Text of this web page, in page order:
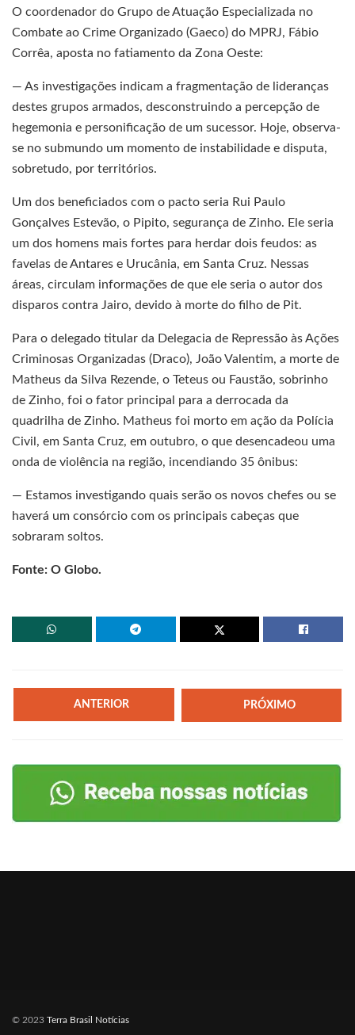
O coordenador do Grupo de Atuação Especializada no
Combate ao Crime Organizado (Gaeco) do MPRJ, Fábio
Corrêa, aposta no fatiamento da Zona Oeste:
— As investigações indicam a fragmentação de lideranças
destes grupos armados, desconstruindo a percepção de
hegemonia e personificação de um sucessor. Hoje, observa-
se no submundo um momento de instabilidade e disputa,
sobretudo, por territórios.
Um dos beneficiados com o pacto seria Rui Paulo
Gonçalves Estevão, o Pipito, segurança de Zinho. Ele seria
um dos homens mais fortes para herdar dois feudos: as
favelas de Antares e Urucânia, em Santa Cruz. Nessas
áreas, circulam informações de que ele seria o autor dos
disparos contra Jairo, devido à morte do filho de Pit.
Para o delegado titular da Delegacia de Repressão às Ações
Criminosas Organizadas (Draco), João Valentim, a morte de
Matheus da Silva Rezende, o Teteus ou Faustão, sobrinho
de Zinho, foi o fator principal para a derrocada da
quadrilha de Zinho. Matheus foi morto em ação da Polícia
Civil, em Santa Cruz, em outubro, o que desencadeou uma
onda de violência na região, incendiando 35 ônibus:
— Estamos investigando quais serão os novos chefes ou se
haverá um consórcio com os principais cabeças que
sobraram soltos.
Fonte: O Globo.
ANTERIOR PRÓXIMO
© 2023 Terra Brasil Notícias